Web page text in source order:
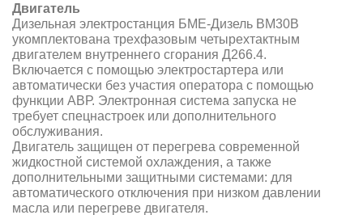
Двигатель
Дизельная электростанция БМЕ-Дизель BM30B
укомплектована трехфазовым четырехтактным
двигателем внутреннего сгорания Д266.4.
Включается с помощью электростартера или
автоматически без участия оператора с помощью
функции АВР. Электронная система запуска не
требует спецнастроек или дополнительного
обслуживания.
Двигатель защищен от перегрева современной
жидкостной системой охлаждения, а также
дополнительными защитными системами: для
автоматического отключения при низком давлении
масла или перегреве двигателя.